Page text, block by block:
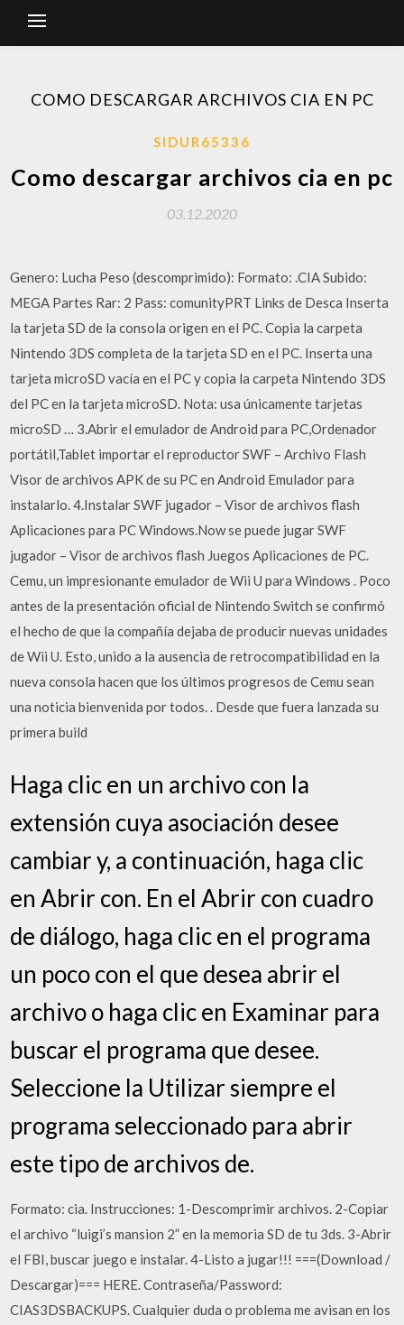
COMO DESCARGAR ARCHIVOS CIA EN PC
SIDUR65336
Como descargar archivos cia en pc
03.12.2020
Genero: Lucha Peso (descomprimido): Formato: .CIA Subido:
MEGA Partes Rar: 2 Pass: comunityPRT Links de Desca Inserta
la tarjeta SD de la consola origen en el PC. Copia la carpeta
Nintendo 3DS completa de la tarjeta SD en el PC. Inserta una
tarjeta microSD vacía en el PC y copia la carpeta Nintendo 3DS
del PC en la tarjeta microSD. Nota: usa únicamente tarjetas
microSD … 3.Abrir el emulador de Android para PC,Ordenador
portátil,Tablet importar el reproductor SWF – Archivo Flash
Visor de archivos APK de su PC en Android Emulador para
instalarlo. 4.Instalar SWF jugador – Visor de archivos flash
Aplicaciones para PC Windows.Now se puede jugar SWF
jugador – Visor de archivos flash Juegos Aplicaciones de PC.
Cemu, un impresionante emulador de Wii U para Windows . Poco
antes de la presentación oficial de Nintendo Switch se confirmó
el hecho de que la compañía dejaba de producir nuevas unidades
de Wii U. Esto, unido a la ausencia de retrocompatibilidad en la
nueva consola hacen que los últimos progresos de Cemu sean
una noticia bienvenida por todos. . Desde que fuera lanzada su
primera build
Haga clic en un archivo con la
extensión cuya asociación desee
cambiar y, a continuación, haga clic
en Abrir con. En el Abrir con cuadro
de diálogo, haga clic en el programa
un poco con el que desea abrir el
archivo o haga clic en Examinar para
buscar el programa que desee.
Seleccione la Utilizar siempre el
programa seleccionado para abrir
este tipo de archivos de.
Formato: cia. Instrucciones: 1-Descomprimir archivos. 2-Copiar
el archivo “luigi’s mansion 2” en la memoria SD de tu 3ds. 3-Abrir
el FBI, buscar juego e instalar. 4-Listo a jugar!!! ===(Download /
Descargar)=== HERE. Contraseña/Password:
CIAS3DSBACKUPS. Cualquier duda o problema me avisan en los